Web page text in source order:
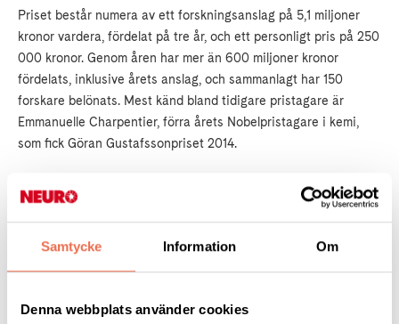
Samtycke Information Om
Denna webbplats använder cookies
Priset består numera av ett forskningsanslag på 5,1 miljoner
kronor vardera, fördelat på tre år, och ett personligt pris på 250
000 kronor. Genom åren har mer än 600 miljoner kronor
fördelats, inklusive årets anslag, och sammanlagt har 150
forskare belönats. Mest känd bland tidigare pristagare är
Emmanuelle Charpentier, förra årets Nobelpristagare i kemi,
som fick Göran Gustafssonpriset 2014.
Läs hela pressmeddelandet
Expertsvar.se